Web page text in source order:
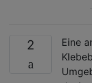
2
Eine